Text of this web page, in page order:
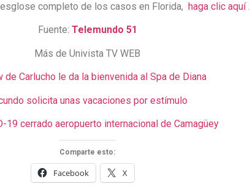
completo de los casos en Florida,haga clic aquí.
Fuente: Telemundo 51
Más de Univista TV WEB
de Carlucho le da la bienvenida al Spa de Diana
solicita unas vacaciones por estímulo
19 cerrado aeropuerto internacional de Camagüey
Comparte esto:
Facebook X